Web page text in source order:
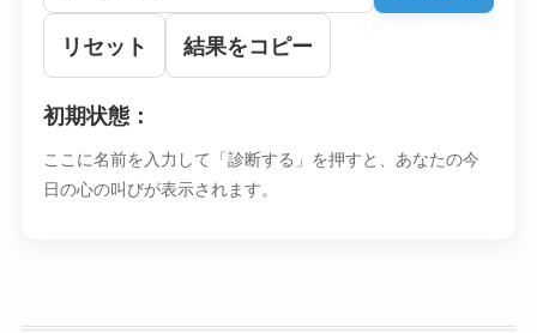
リセット 結果をコピー
初期状態：
ここに名前を入力して「診断する」を押すと、あなたの今
日の心の叫びが表示されます。